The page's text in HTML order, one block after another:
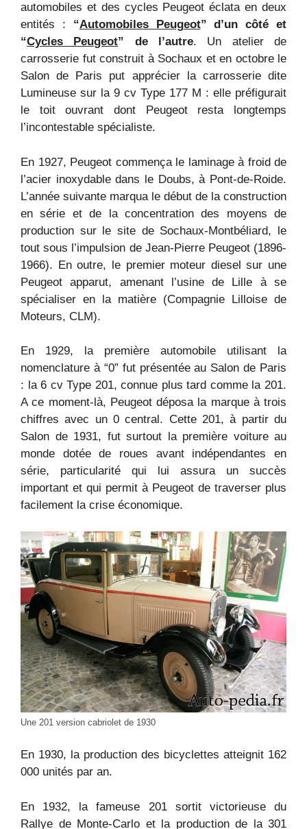
automobiles et des cycles Peugeot éclata en deux
entités : “Automobiles Peugeot” d’un côté et
“Cycles Peugeot” de l’autre. Un atelier de
carrosserie fut construit à Sochaux et en octobre le
Salon de Paris put apprécier la carrosserie dite
Lumineuse sur la 9 cv Type 177 M : elle préfigurait
le toit ouvrant dont Peugeot resta longtemps
l’incontestable spécialiste.
En 1927, Peugeot commença le laminage à froid de
l’acier inoxydable dans le Doubs, à Pont-de-Roide.
L’année suivante marqua le début de la construction
en série et de la concentration des moyens de
production sur le site de Sochaux-Montbéliard, le
tout sous l’impulsion de Jean-Pierre Peugeot (1896-
1966). En outre, le premier moteur diesel sur une
Peugeot apparut, amenant l’usine de Lille à se
spécialiser en la matière (Compagnie Lilloise de
Moteurs, CLM).
En 1929, la première automobile utilisant la
nomenclature à “0” fut présentée au Salon de Paris
: la 6 cv Type 201, connue plus tard comme la 201.
A ce moment-là, Peugeot déposa la marque à trois
chiffres avec un 0 central. Cette 201, à partir du
Salon de 1931, fut surtout la première voiture au
monde dotée de roues avant indépendantes en
série, particularité qui lui assura un succès
important et qui permit à Peugeot de traverser plus
facilement la crise économique.
Une 201 version cabriolet de 1930
En 1930, la production des bicyclettes atteignit 162
000 unités par an.
En 1932, la fameuse 201 sortit victorieuse du
Rallye de Monte-Carlo et la production de la 301